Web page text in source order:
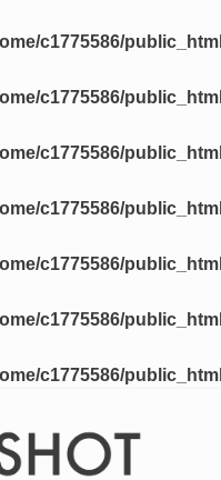
c1775586/
c1775586/
c1775586/
c1775586/
c1775586/
c1775586/
c1775586/